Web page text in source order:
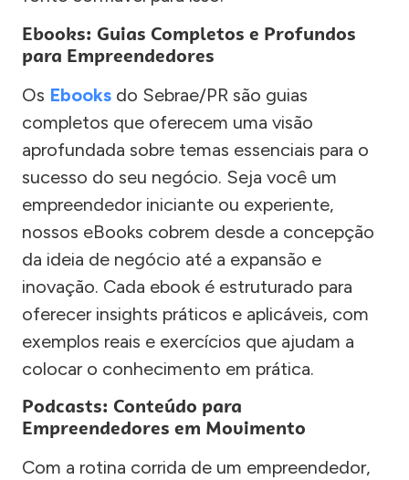
Ebooks: Guias Completos e Profundos
para Empreendedores
Os Ebooks do Sebrae/PR são guias
completos que oferecem uma visão
aprofundada sobre temas essenciais para o
sucesso do seu negócio. Seja você um
empreendedor iniciante ou experiente,
nossos eBooks cobrem desde a concepção
da ideia de negócio até a expansão e
inovação. Cada ebook é estruturado para
oferecer insights práticos e aplicáveis, com
exemplos reais e exercícios que ajudam a
colocar o conhecimento em prática.
Podcasts: Conteúdo para
Empreendedores em Movimento
Com a rotina corrida de um empreendedor,